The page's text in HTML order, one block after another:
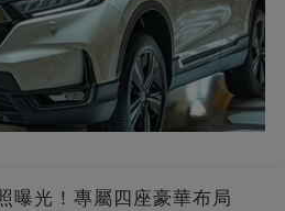
曝光！專屬四座豪華布局